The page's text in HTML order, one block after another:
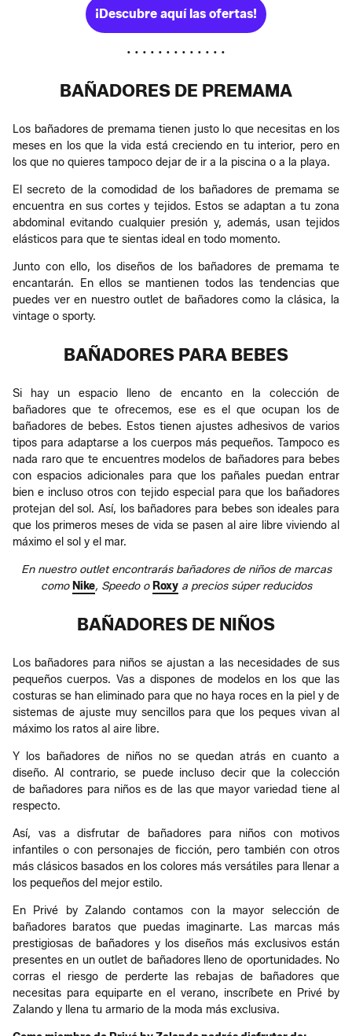
¡Descubre aquí las ofertas!
• • • • • • • • • • • • •
BAÑADORES DE PREMAMA
Los bañadores de premama tienen justo lo que necesitas en los
meses en los que la vida está creciendo en tu interior, pero en
los que no quieres tampoco dejar de ir a la piscina o a la playa.
El secreto de la comodidad de los bañadores de premama se
encuentra en sus cortes y tejidos. Estos se adaptan a tu zona
abdominal evitando cualquier presión y, además, usan tejidos
elásticos para que te sientas ideal en todo momento.
Junto con ello, los diseños de los bañadores de premama te
encantarán. En ellos se mantienen todos las tendencias que
puedes ver en nuestro outlet de bañadores como la clásica, la
vintage o sporty.
BAÑADORES PARA BEBES
Si hay un espacio lleno de encanto en la colección de
bañadores que te ofrecemos, ese es el que ocupan los de
bañadores de bebes. Estos tienen ajustes adhesivos de varios
tipos para adaptarse a los cuerpos más pequeños. Tampoco es
nada raro que te encuentres modelos de bañadores para bebes
con espacios adicionales para que los pañales puedan entrar
bien e incluso otros con tejido especial para que los bañadores
protejan del sol. Así, los bañadores para bebes son ideales para
que los primeros meses de vida se pasen al aire libre viviendo al
máximo el sol y el mar.
En nuestro outlet encontrarás bañadores de niños de marcas
como Nike, Speedo o Roxya precios súper reducidos
BAÑADORES DE NIÑOS
Los bañadores para niños se ajustan a las necesidades de sus
pequeños cuerpos. Vas a dispones de modelos en los que las
costuras se han eliminado para que no haya roces en la piel y de
sistemas de ajuste muy sencillos para que los peques vivan al
máximo los ratos al aire libre.
Y los bañadores de niños no se quedan atrás en cuanto a
diseño. Al contrario, se puede incluso decir que la colección
de bañadores para niños es de las que mayor variedad tiene al
respecto.
Así, vas a disfrutar de bañadores para niños con motivos
infantiles o con personajes de ficción, pero también con otros
más clásicos basados en los colores más versátiles para llenar a
los pequeños del mejor estilo.
En Privé by Zalando contamos con la mayor selección de
bañadores baratos que puedas imaginarte. Las marcas más
prestigiosas de bañadores y los diseños más exclusivos están
presentes en un outlet de bañadores lleno de oportunidades. No
corras el riesgo de perderte las rebajas de bañadores que
necesitas para equiparte en el verano, inscríbete en Privé by
Zalando y llena tu armario de la moda más exclusiva.